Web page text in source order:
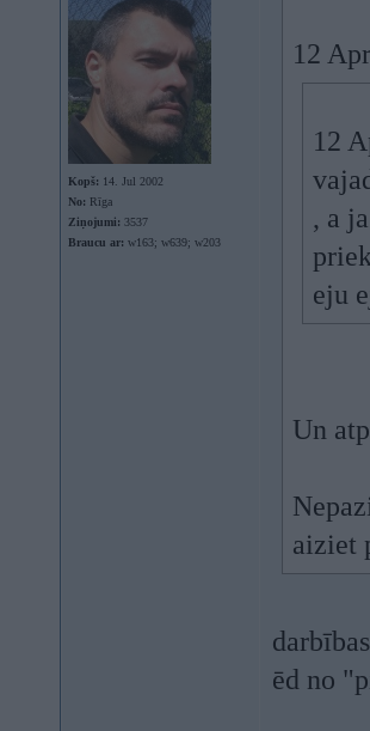
Kopš: 14. Jul 2002
No: Rīga
Ziņojumi: 3537
Braucu ar: w163; w639; w203
12
12
, a
eju
Un
aiziet
ēd no